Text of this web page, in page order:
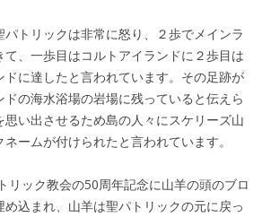
パトリックは非常に怒り、２歩でメインラ
て、一歩目はコルトアイランドに２歩目は
ドに達したと言われています。その足跡が
ドの海水浴場の岩場に残っていると伝えら
思い出させるため島の人々にスケリーズ山
ームが付けられたと言われています。
リック教会の50周年記念に山羊の頭のブロ
め込まれ、山羊は聖パトリックの元に戻っ